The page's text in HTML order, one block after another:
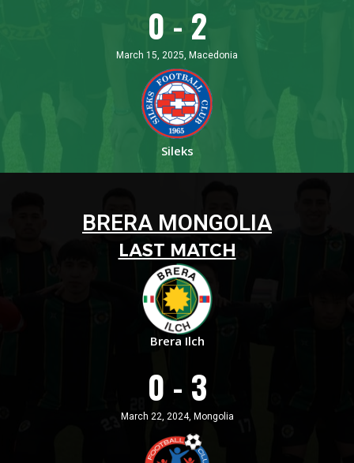
0 - 2
March 15, 2025, Macedonia
Sileks
BRERA MONGOLIA
LAST MATCH
Brera Ilch
0 - 3
March 22, 2024, Mongolia